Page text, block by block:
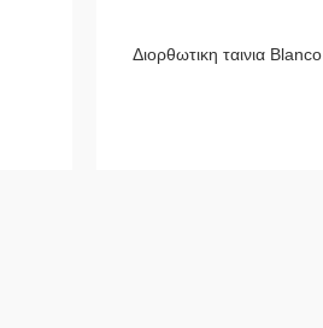
Διορθωτικη ταινια Blanco